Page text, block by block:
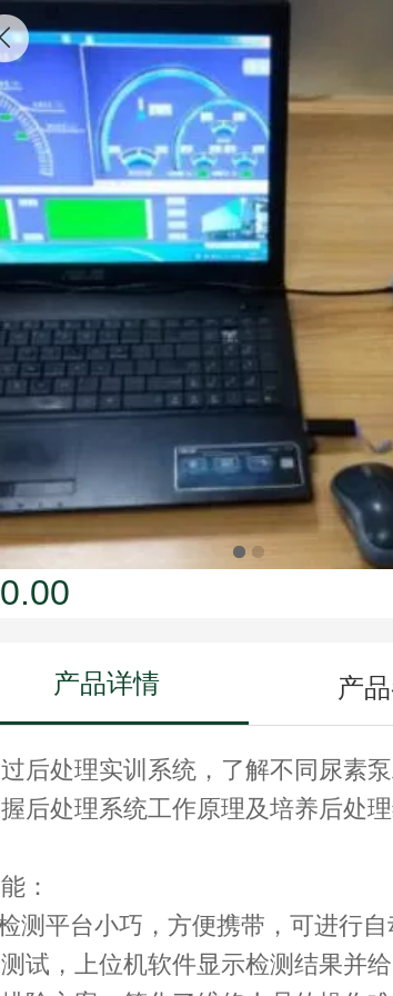
处理示教系统
产品详情 产
后处理实训系统，了解不同尿素泵
后处理系统工作原理及培养后处理
：
测平台小巧，方便携带，可进行
试，上位机软件显示检测结果并